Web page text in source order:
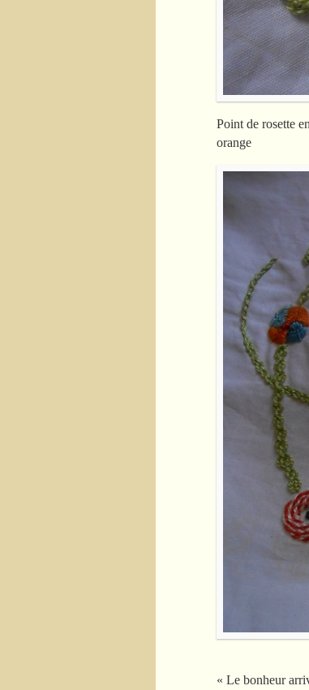
Point de rosette
orange
« Le bonheur